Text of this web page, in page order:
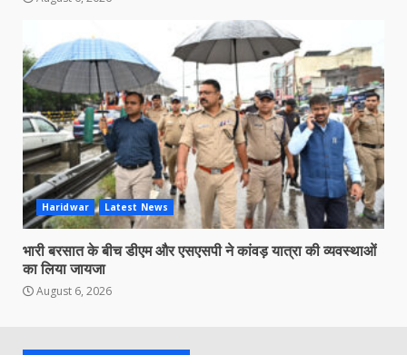
Haridwar Latest News
भारी बरसात के बीच डीएम और एसएसपी ने कांवड़ यात्रा की व्यवस्थाओं
का लिया जायजा
August 6, 2026